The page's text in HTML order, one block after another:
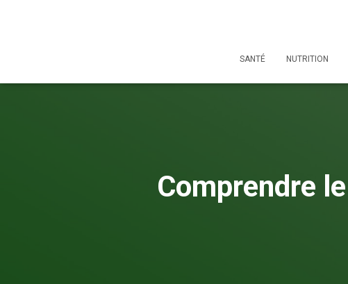
SANTÉ NUTRITION
Comprendre